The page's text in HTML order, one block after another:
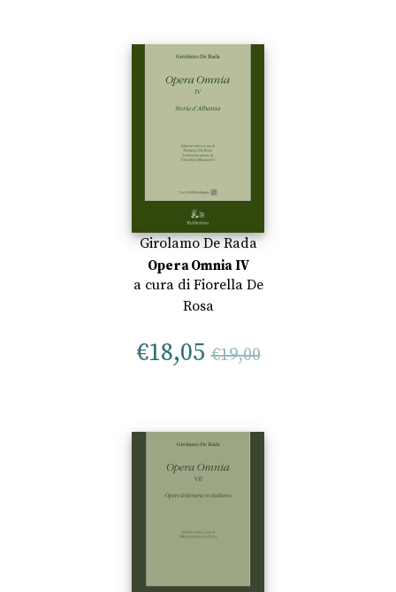
Girolamo De Rada
Opera Omnia IV
a cura di Fiorella De
Rosa
€18,05 €19,00